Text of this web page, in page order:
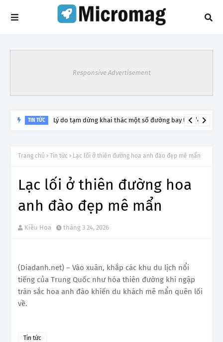
Responsive Advertisement
TIN TỨC Lý do tạm dừng khai thác một số đường bay từ 1/4
Trang chủ Tin tức Lạc lối ở thiên đường hoa anh đào đẹp mê mẩn
Lạc lối ở thiên đường hoa
anh đào đẹp mê mẩn
Kiều Hoa tháng 3 24, 2026
(Diadanh.net) – Vào xuân, khắp các khu du lịch nổi
tiếng của Trung Quốc như hóa thiên đường khi ngập
tràn sắc hoa anh đào khiến du khách mê mẩn quên lối
về.
Tin tức